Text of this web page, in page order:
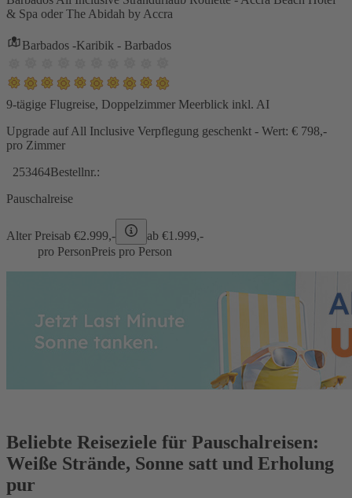
& Spa oder The Abidah by Accra
Barbados -Karibik - Barbados
9-tägige Flugreise, Doppelzimmer Meerblick inkl. AI
Upgrade auf All Inclusive Verpflegung geschenkt - Wert: € 798,-
pro Zimmer
253464Bestellnr.:
Pauschalreise
Alter Preisab €2.999,- ab €1.999,-
pro PersonPreis pro Person
Beliebte Reiseziele für Pauschalreisen:
Weiße Strände, Sonne satt und Erholung
pur